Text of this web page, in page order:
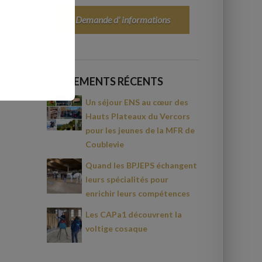
Demande d' informations
EVÉNEMENTS RÉCENTS
Un séjour ENS au cœur des
Hauts Plateaux du Vercors
pour les jeunes de la MFR de
Coublevie
Quand les BPJEPS échangent
leurs spécialités pour
enrichir leurs compétences
Les CAPa1 découvrent la
voltige cosaque